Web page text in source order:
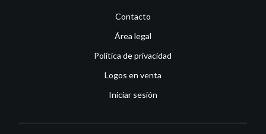
Contacto
Área legal
Política de privacidad
Logos en venta
Iniciar sesión